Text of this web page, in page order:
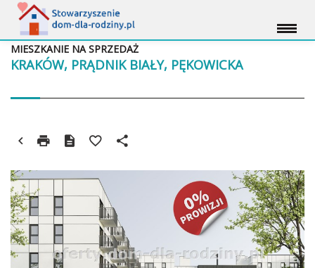
KRAKÓW, PRĄDNIK BIAŁY, PĘKOWICKA
MIESZKANIE NA SPRZEDAŻ